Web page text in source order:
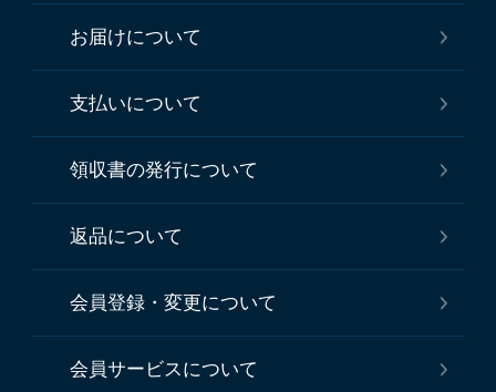
お届けについて
支払いについて
領収書の発行について
返品について
会員登録・変更について
会員サービスについて